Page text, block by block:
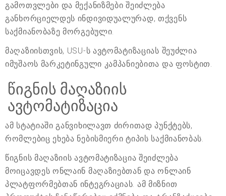
გამოთვლები და მექანიზმები შეიძლება
განხორციელდეს ინდივიდუალურად, თქვენს
საქმიანობაზე მორგებული.
მაღაზიისთვის, USU-ს ავტომატიზაციას შეუძლია
იმუშაოს მარკეტინგული კამპანიებითა და ფოსტით.
წიგნის მაღაზიის
ავტომატიზაცია
ამ სტატიაში განვიხილავთ ძირითად პუნქტებს,
რომლებიც ეხება ნებისმიერი ტიპის საქმიანობას.
წიგნის მაღაზიის ავტომატიზაცია შეიძლება
მოიცავდეს ონლაინ მაღაზიებთან და ონლაინ
პლატფორმებთან ინტეგრაციას. ამ მიზნით